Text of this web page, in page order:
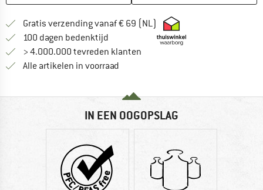
Gratis verzending vanaf € 69 (NL) Vind hier de
100 dagen bedenktijd Vind de betalingsinformatie hier!
> 4.000.000 tevreden klanten
Alle artikelen in voorraad
IN EEN OOGOPSLAG